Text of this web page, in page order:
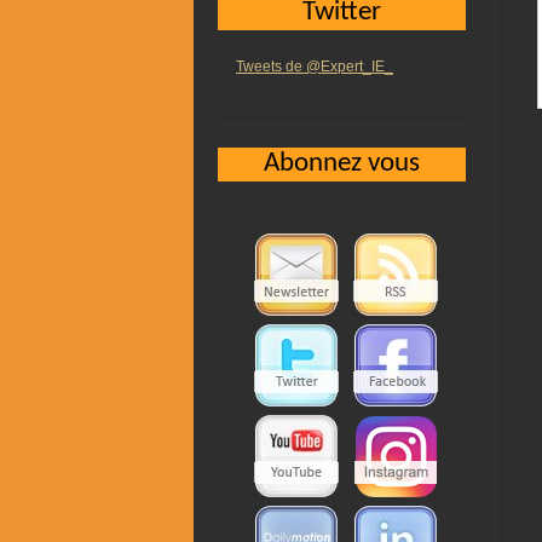
Twitter
Tweets de @Expert_IE_
Abonnez vous